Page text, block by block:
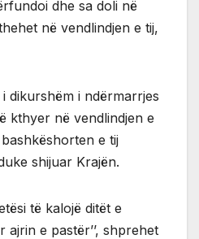
dhe sa doli në
në vendlindjen e tij,
dikurshëm i ndërmarrjes
kthyer në vendlindjen e
e tij
shijuar Krajën.
të kalojë ditët e
ajrin e pastër’’, shprehet